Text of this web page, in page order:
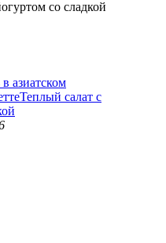
со сладкой
азиатском
Теплый салат с